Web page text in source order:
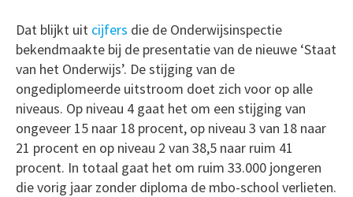
Dat blijkt uit cijfers die de Onderwijsinspectie
bekendmaakte bij de presentatie van de nieuwe ‘Staat
van het Onderwijs’. De stijging van de
ongediplomeerde uitstroom doet zich voor op alle
niveaus. Op niveau 4 gaat het om een stijging van
ongeveer 15 naar 18 procent, op niveau 3 van 18 naar
21 procent en op niveau 2 van 38,5 naar ruim 41
procent. In totaal gaat het om ruim 33.000 jongeren
die vorig jaar zonder diploma de mbo-school verlieten.